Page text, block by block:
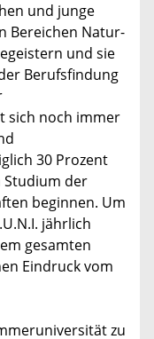
und junge
Bereichen Natur-
und sie
Berufsfindung
sich noch immer
30 Prozent
Studium der
beginnen. Um
jährlich
gesamten
Eindruck vom
zu